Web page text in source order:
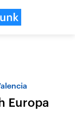
Europa